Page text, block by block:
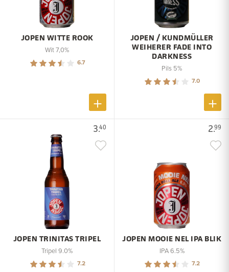
JOPEN WITTE ROOK
Wit 7,0%
6.7
JOPEN / KUNDMÜLLER
WEIHERER FADE INTO
DARKNESS
Pils 5%
7.0
3.40
JOPEN TRINITAS TRIPEL
Tripel 9.0%
7.2
2.99
JOPEN MOOIE NEL IPA BLIK
IPA 6.5%
7.2